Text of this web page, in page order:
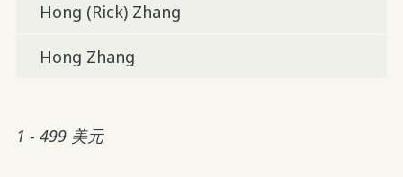
Hong (Rick) Zhang
Hong Zhang
1 - 499 美元